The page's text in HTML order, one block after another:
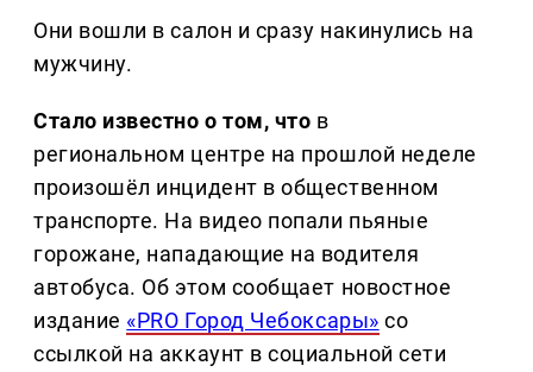
Они вошли в салон и сразу накинулись на
мужчину.
Стало известно о том, что в
региональном центре на прошлой неделе
произошёл инцидент в общественном
транспорте. На видео попали пьяные
горожане, нападающие на водителя
автобуса. Об этом сообщает новостное
издание «PRO Город Чебоксары» со
ссылкой на аккаунт в социальной сети